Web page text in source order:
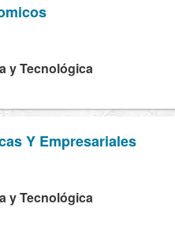
y Tecnológica
Y Empresariales
y Tecnológica